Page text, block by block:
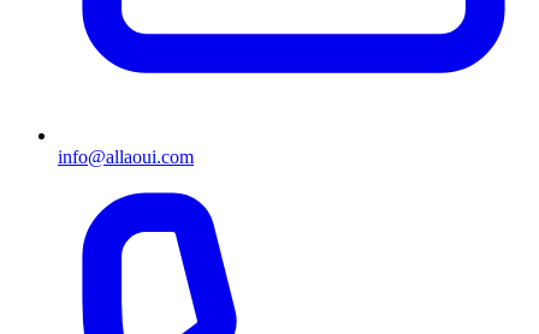
info@allaoui.com